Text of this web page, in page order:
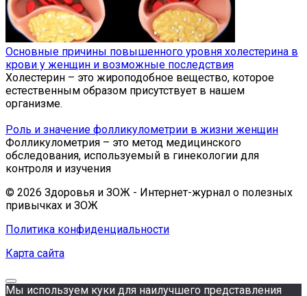
Основные причины повышенного уровня холестерина в
крови у женщин и возможные последствия
Холестерин – это жироподобное вещество, которое
естественным образом присутствует в нашем
организме.
Роль и значение фолликулометрии в жизни женщин
Фолликулометрия – это метод медицинского
обследования, используемый в гинекологии для
контроля и изучения
© 2026 Здоровья и ЗОЖ - Интернет-журнал о полезных
привычках и ЗОЖ
Политика конфиденциальности
Карта сайта
Мы используем куки для наилучшего представления